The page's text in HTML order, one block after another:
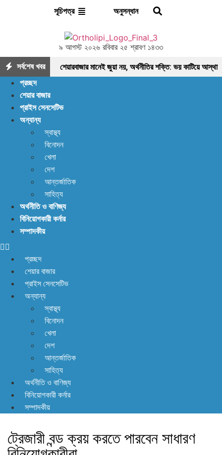
সূচিপত্র অনুসন্ধান
৯ আগস্ট ২০২৬ রবিবার ২৫ শ্রাবণ ১৪৩৩
সর্বশেষ খবর শেয়ারবাজার মানেই জুয়া নয়, অর্থনীতির শক্তি: ভয় কাটিয়ে আস্থা
ফাইনফুডস; আয়, নগদ প্রবাহ ও সম্পদে ধারাবাহিক প্রবৃদ্ধি
নতুন মোড়ের সামনে?
প্রাণ ফিরছে, বাড়ছে লেনদেন, বাজারের পরবর্তী গন্তব্য কোথায়?
শেয়ারবাজার, নেপথ্যে কী?
প্রচ্ছদ
শেয়ার বাজার
প্রাইস সেনসেটিভ
অন্যান্য
স্বাস্থ্য
বিনোদন
খেলা
দেশ
আন্তর্জাতিক
সাহিত্য
অর্থনীতি ও বাণিজ্য
বিনিয়োগকারী কর্নার
সম্পাদকীয়
প্রচ্ছদ
শেয়ার বাজার
প্রাইস সেনসেটিভ
অন্যান্য
স্বাস্থ্য
বিনোদন
খেলা
দেশ
আন্তর্জাতিক
সাহিত্য
অর্থনীতি ও বাণিজ্য
বিনিয়োগকারী কর্নার
সম্পাদকীয়
ট্রেজারী বন্ড ক্রয় করতে পারবেন সাধারণ